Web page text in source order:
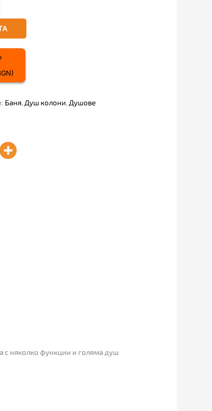
Баня, Душ колони, Душове
с няколко функции и голяма душ